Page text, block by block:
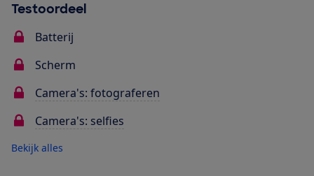
Testoordeel
Batterij
Scherm
Camera's: fotograferen
Camera's: selfies
Bekijk alles